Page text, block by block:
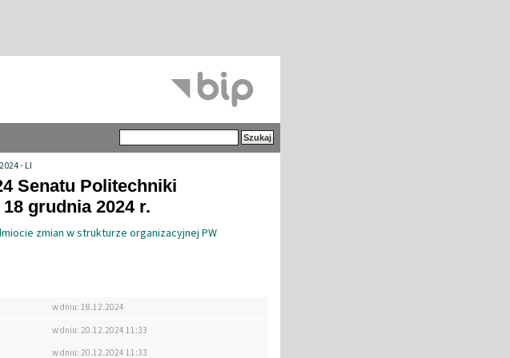
2024 - LI
Senatu Politechniki
grudnia 2024 r.
zmian w strukturze organizacyjnej PW
w dniu: 18.12.2024
w dniu: 20.12.2024 11:33
w dniu: 20.12.2024 11:33